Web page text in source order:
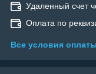
Удаленный счет
Оплата по
Все условия оплаты